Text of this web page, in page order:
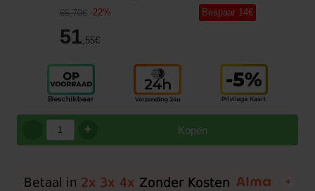
65,70€ -22%
51,55€
Bespaar 14€
Kopen
+
+